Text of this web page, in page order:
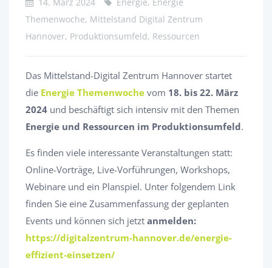
Themenwoche, Mittelstand Digital Zentrum
Hannover, Produktionsumfeld, Ressourcen
Das Mittelstand-Digital Zentrum Hannover startet
die Energie Themenwoche vom 18. bis 22. März
2024 und beschäftigt sich intensiv mit den Themen
Energie und Ressourcen im Produktionsumfeld.
Es finden viele interessante Veranstaltungen statt:
Online-Vorträge, Live-Vorführungen, Workshops,
Webinare und ein Planspiel. Unter folgendem Link
finden Sie eine Zusammenfassung der geplanten
Events und können sich jetzt anmelden:
https://digitalzentrum-hannover.de/energie-
effizient-einsetzen/